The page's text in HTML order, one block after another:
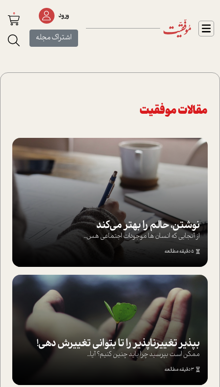
ورود
اشتراک مجله
0
مقالات موفقیت
نوشتن، حالم را بهتر می‌کند
از آنجایی که انسان ها موجودات اجتماعی هس...
5 دقیقه مطالعه
بپذير تغييرناپذير را تا بتواني تغييرش دهي!‏
ممکن است بپرسيد چرا بايد چنين کنيم؟ آيا...
3 دقیقه مطالعه